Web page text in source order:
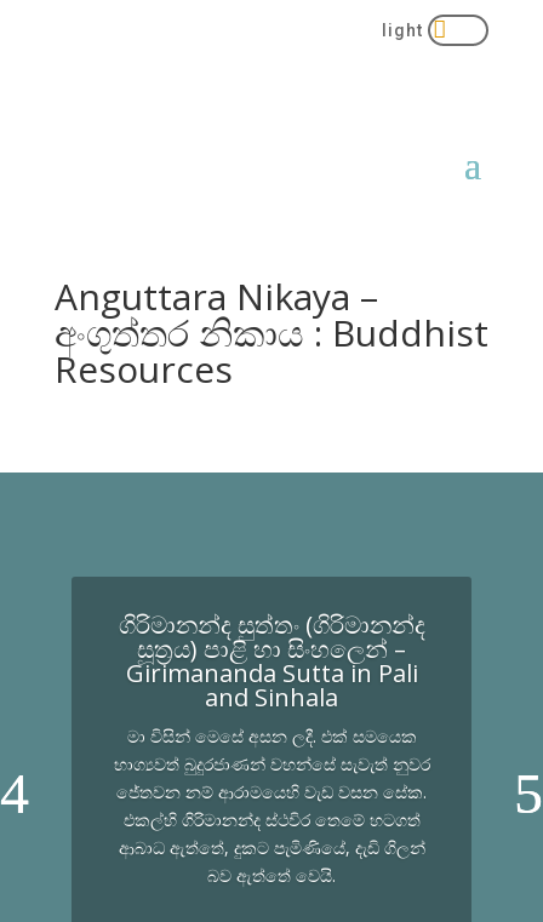

Anguttara Nikaya –
අංගුත්තර නිකාය : Buddhist
Resources
ගිරිමානන්ද සුත්තං (ගිරිමානන්ද
සූත්‍රය) පාළි හා සිංහලෙන් –
Girimananda Sutta in Pali
and Sinhala
මා විසින් මෙසේ අසන ලදී. එක් සමයෙක
භාග්‍යවත් බුදුරජාණන් වහන්සේ සැවැත් නුවර
ජේතවන නම් ආරාමයෙහි වැඩ වසන සේක.
එකල්හි ගිරිමානන්ද ස්ථවිර තෙමේ හටගත්
ආබාධ ඇත්තේ, දුකට පැමිණියේ, දැඩි ගිලන්
බව ඇත්තේ වෙයි.